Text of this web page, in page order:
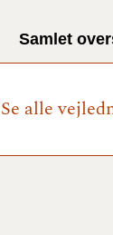
Samlet
Se alle